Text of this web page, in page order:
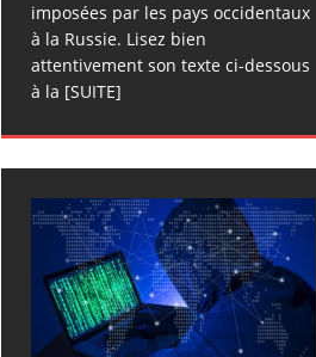
imposées par les pays occidentaux
à la Russie. Lisez bien
attentivement son texte ci-dessous
à la [SUITE]